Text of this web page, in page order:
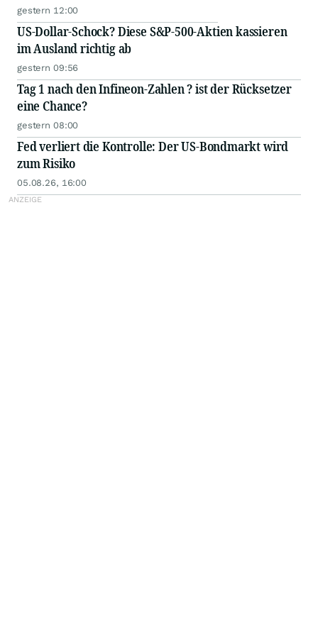
gestern 12:00
US-Dollar-Schock? Diese S&P-500-Aktien kassieren
im Ausland richtig ab
gestern 09:56
Tag 1 nach den Infineon-Zahlen ? ist der Rücksetzer
eine Chance?
gestern 08:00
Fed verliert die Kontrolle: Der US-Bondmarkt wird
zum Risiko
05.08.26, 16:00